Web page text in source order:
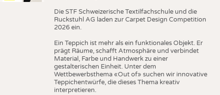
Die STF Schweizerische Textilfachschule und die
Ruckstuhl AG laden zur Carpet Design Competition
2026 ein.
Ein Teppich ist mehr als ein funktionales Objekt. Er
prägt Räume, schafft Atmosphäre und verbindet
Material, Farbe und Handwerk zu einer
gestalterischen Einheit. Unter dem
Wettbewerbsthema «Out of» suchen wir innovative
Teppichentwürfe, die dieses Thema kreativ
interpretieren.